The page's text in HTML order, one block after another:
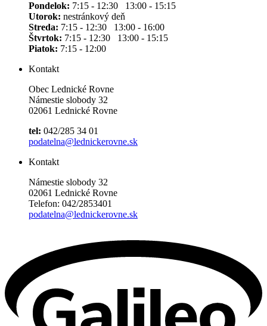
Pondelok: 7:15 - 12:30 13:00 - 15:15
Utorok: nestránkový deň
Streda: 7:15 - 12:30 13:00 - 16:00
Štvrtok: 7:15 - 12:30 13:00 - 15:15
Piatok: 7:15 - 12:00
Kontakt
Obec Lednické Rovne
Námestie slobody 32
02061 Lednické Rovne
tel: 042/285 34 01
podatelna@lednickerovne.sk
Kontakt
Námestie slobody 32
02061 Lednické Rovne
Telefon: 042/2853401
podatelna@lednickerovne.sk